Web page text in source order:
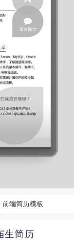
前端简历模板
生简历